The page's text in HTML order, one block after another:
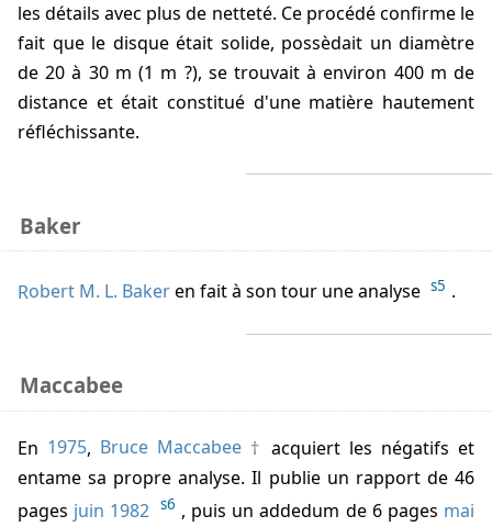
les détails avec plus de netteté. Ce procédé confirme le
fait que le disque était solide, possèdait un diamètre
de 20 à 30 m (1 m ?), se trouvait à environ 400 m de
distance et était constitué d'une matière hautement
réfléchissante.
Baker
Robert M. L. Bakeren fait à son tour une analyse s5 .
Maccabee
En 1975, Bruce Maccabee
acquiert les négatifs et
entame sa propre analyse. Il publie un rapport de 46
pages juin 1982 s6 , puis un addedum de 6 pages mai